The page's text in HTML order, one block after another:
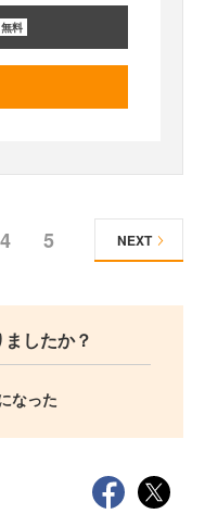
無料
4 5 NEXT
したか？
なった